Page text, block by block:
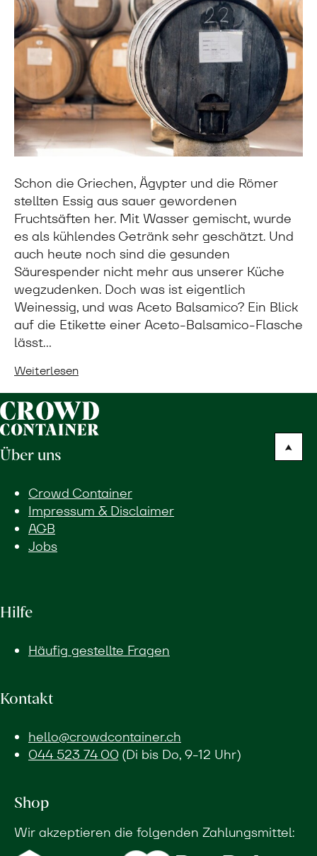
Schon die Griechen, Ägypter und die Römer
stellten Essig aus sauer gewordenen
Fruchtsäften her. Mit Wasser gemischt, wurde
es als kühlendes Getränk sehr geschätzt. Und
auch heute noch sind die gesunden
Säurespender nicht mehr aus unserer Küche
wegzudenken. Doch was ist eigentlich
Weinessig, und was Aceto Balsamico? Ein Blick
auf die Etikette einer Aceto-Balsamico-Flasche
lässt…
Weiterlesen
Über uns
Crowd Container
Impressum & Disclaimer
AGB
Jobs
Hilfe
Häufig gestellte Fragen
Kontakt
hello@crowdcontainer.ch
044 523 74 00(Di bis Do, 9-12 Uhr)
Shop
Wir akzeptieren die folgenden Zahlungsmittel: